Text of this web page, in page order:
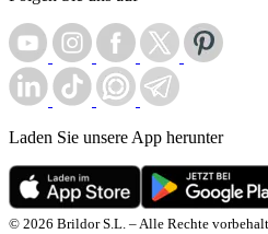
Laden Sie unsere App herunter
© 2026 Brildor S.L. – Alle Rechte